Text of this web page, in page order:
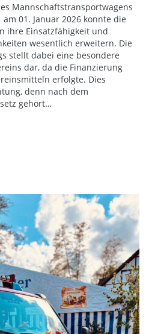
Mannschaftstransportwagens
01. Januar 2026 konnte die
ihre Einsatzfähigkeit und
wesentlich erweitern. Die
stellt dabei eine besondere
dar, da die Finanzierung
erfolgte. Dies
denn nach dem
gehört…